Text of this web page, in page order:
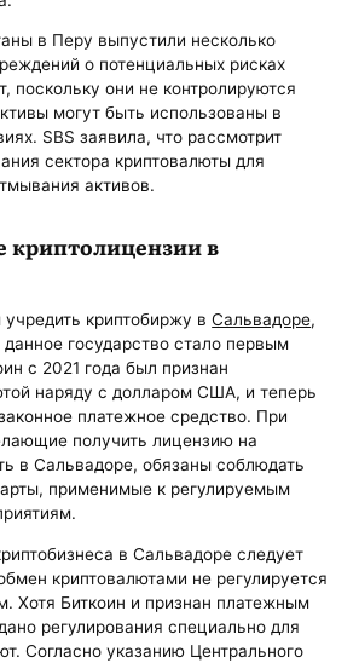
в Перу выпустили несколько
о потенциальных рисках
поскольку они не контролируются
могут быть использованы в
SBS заявила, что рассмотрит
сектора криптовалюты для
активов.
криптолицензии в
криптобиржу вСальвадоре,
данное государство стало первым
с 2021 года был признан
наряду с долларом США, и теперь
платежное средство. При
получить лицензию на
в Сальвадоре, обязаны соблюдать
применимые к регулируемым
в Сальвадоре следует
криптовалютами не регулируется
Хотя Биткоин и признан платежным
регулирования специально для
Согласно указанию Центрального